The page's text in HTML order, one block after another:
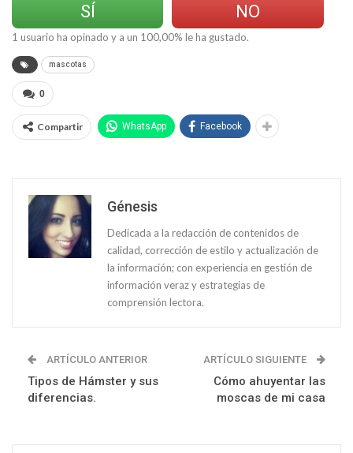
SÍ
NO
1 usuario ha opinado y a un 100,00% le ha gustado.
mascotas
0
Compartir WhatsApp Facebook
Génesis
Dedicada a la redacción de contenidos de
calidad, corrección de estilo y actualización de
la información; con experiencia en gestión de
información veraz y estrategias de
comprensión lectora.
ARTÍCULO ANTERIOR
Tipos de Hámster y sus
diferencias.
ARTÍCULO SIGUIENTE
Cómo ahuyentar las
moscas de mi casa